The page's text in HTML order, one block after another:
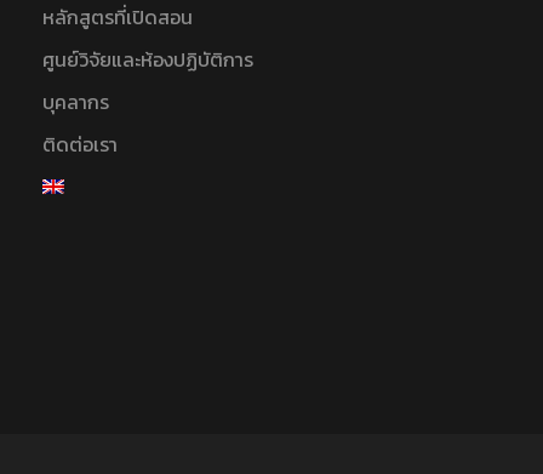
หลักสูตรที่เปิดสอน
ศูนย์วิจัยและห้องปฏิบัติการ
บุคลากร
ติดต่อเรา